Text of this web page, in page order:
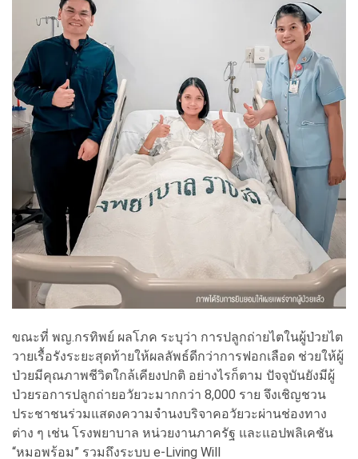
ขณะที่ พญ.กรทิพย์ ผลโภค ระบุว่า การปลูกถ่ายไตในผู้ป่วยไต
วายเรื้อรังระยะสุดท้ายให้ผลลัพธ์ดีกว่าการฟอกเลือด ช่วยให้ผู้
ป่วยมีคุณภาพชีวิตใกล้เคียงปกติ อย่างไรก็ตาม ปัจจุบันยังมีผู้
ป่วยรอการปลูกถ่ายอวัยวะมากกว่า 8,000 ราย จึงเชิญชวน
ประชาชนร่วมแสดงความจำนงบริจาคอวัยวะผ่านช่องทาง
ต่าง ๆ เช่น โรงพยาบาล หน่วยงานภาครัฐ และแอปพลิเคชัน
“หมอพร้อม” รวมถึงระบบ e-Living Will